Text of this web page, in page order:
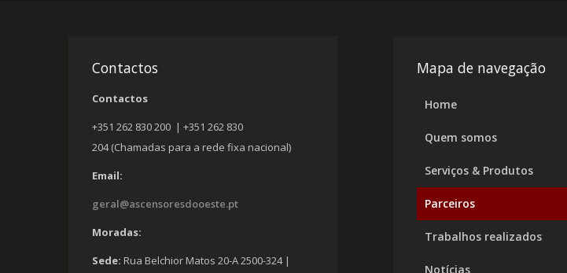
Contactos
Contactos
+351 262 830 200 | +351 262 830
204 (Chamadas para a rede fixa nacional)
Email:
geral@ascensoresdooeste.pt
Moradas:
Sede: Rua Belchior Matos 20-A 2500-324 |
Mapa de navegação
Home
Quem somos
Serviços & Produtos
Parceiros
Trabalhos realizados
Notícias